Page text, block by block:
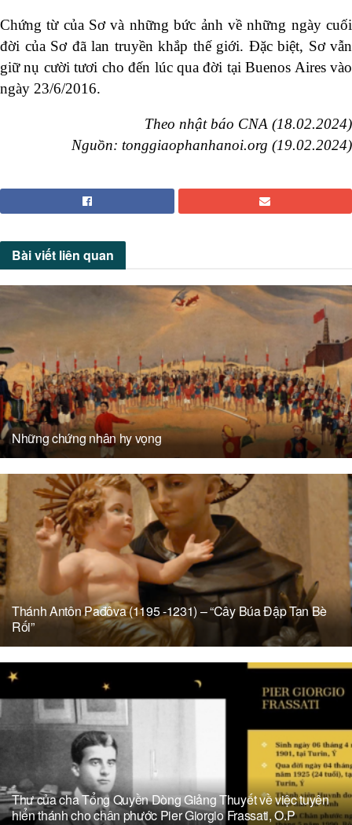
Chứng từ của Sơ và những bức ảnh về những ngày cuối
đời của Sơ đã lan truyền khắp thế giới. Đặc biệt, Sơ vẫn
giữ nụ cười tươi cho đến lúc qua đời tại Buenos Aires vào
ngày 23/6/2016.
Theo nhật báo CNA (18.02.2024)
Nguồn: tonggiaophanhanoi.org (19.02.2024)
Bài viết liên quan
Những chứng nhân hy vọng
Thánh Antôn Pađôva (1195 -1231) – “Cây Búa Đập Tan Bè
Rối”
Thư của cha Tổng Quyền Dòng Giảng Thuyết về việc tuyên
hiển thánh cho chân phước Pier Giorgio Frassati, O.P